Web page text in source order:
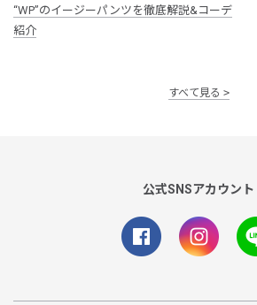
“WP”のイージーパンツを徹底解説&コーデ
紹介
すべて見る
公式SNSアカウント